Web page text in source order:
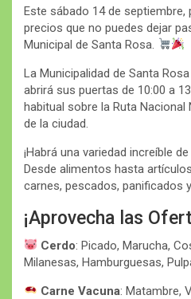
Este sábado 14 de
precios que no puedes dejar
Municipal de Santa Rosa.
La Municipalidad de Santa
abrirá sus puertas de 10:00 a
habitual sobre la Ruta Nacional
de la ciudad.
¡Habrá una variedad increíble
Desde alimentos hasta
carnes, pescados, panificados
¡Aprovecha las
Cerdo: Picado, Marucha,
Milanesas, Hamburguesas,
Carne Vacuna: Matambre,